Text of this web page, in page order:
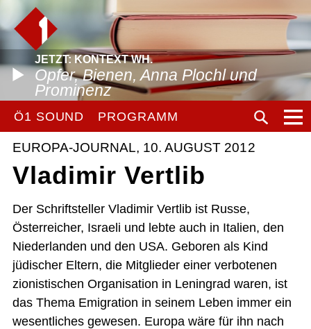
JETZT: KONTEXT WH.
Opfer, Bienen, Anna Plochl und
Prominenz
Ö1 SOUND PROGRAMM
EUROPA-JOURNAL, 10. AUGUST 2012
Vladimir Vertlib
Der Schriftsteller Vladimir Vertlib ist Russe,
Österreicher, Israeli und lebte auch in Italien, den
Niederlanden und den USA. Geboren als Kind
jüdischer Eltern, die Mitglieder einer verbotenen
zionistischen Organisation in Leningrad waren, ist
das Thema Emigration in seinem Leben immer ein
wesentliches gewesen. Europa wäre für ihn nach